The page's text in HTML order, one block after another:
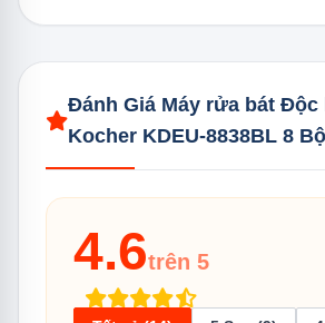
Mặt trước của máy được thiết kế
rửa.Đánh Giá Máy rửa bát Độc
Kocher KDEU-8838BL 8 Bộ
4.6trên 5